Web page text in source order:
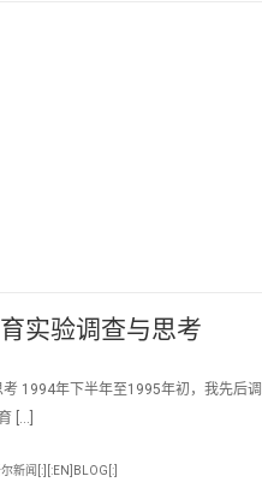
实验调查与思考
1994年下半年至1995年初，我先后调
[…]
新闻[:][:EN]BLOG[:]